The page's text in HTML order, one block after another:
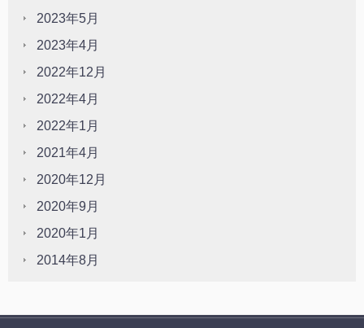
2023年5月
2023年4月
2022年12月
2022年4月
2022年1月
2021年4月
2020年12月
2020年9月
2020年1月
2014年8月